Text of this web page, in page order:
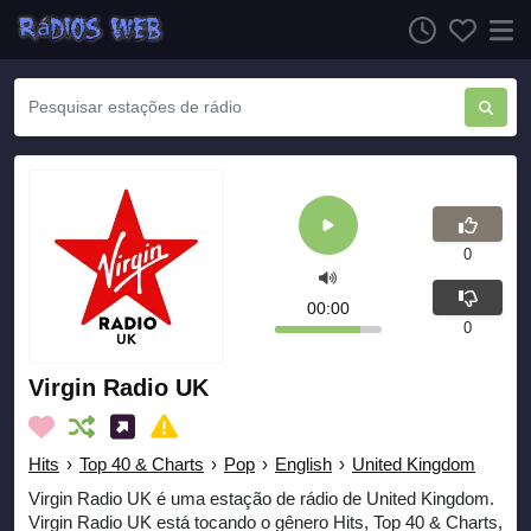
Virgin Radio UK
Hits › Top 40 & Charts › Pop › English › United Kingdom
Virgin Radio UK é uma estação de rádio de United Kingdom.
Virgin Radio UK está tocando o gênero Hits, Top 40 & Charts,
00:00
0
0